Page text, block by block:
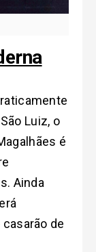
Luiz, o
é
Ainda
de